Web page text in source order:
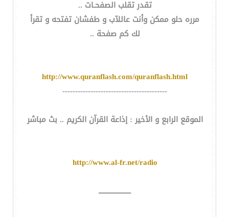
تقدر تقلب الصفحـات ..
مرره حلو ممكن وأنت عاللآب و طفشان تفتحه و تقرأ
لك كم صفحة ..
http://www.quranflash.com/quranflash.html
-----------------------------------------
الموقع الرابع و الأخير : إذاعة القرآن الكريم .. بث مباشر
http://www.al-fr.net/radio
ـــــــــــــــــــــ